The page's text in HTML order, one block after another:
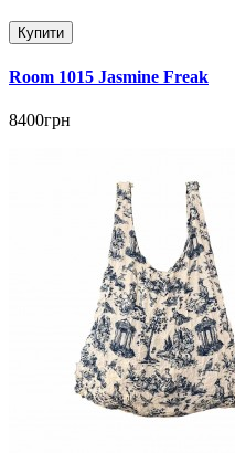
Купити
Room 1015 Jasmine Freak
8400грн